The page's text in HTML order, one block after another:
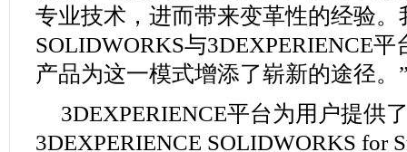
专业技术，进而带来变革性的经验
SOLIDWORKS与3DEXPERIENCE
产品为这一模式增添了崭新的途径。
3DEXPERIENCE平台为用户提供
3DEXPERIENCE SOLIDWORKS for